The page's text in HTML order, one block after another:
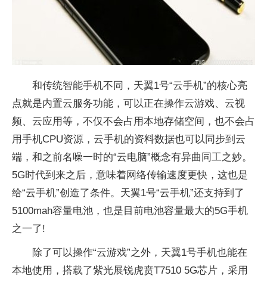
和传统智能手机不同，天翼1号“云手机”的核心亮
点就是内置云服务功能，可以正在操作云游戏、云视
频、云应用等，不仅不会占用本地存储空间，也不会占
用手机CPU资源，云手机的资料数据也可以同步到云
端，和之前名噪一时的“云电脑”概念有异曲同工之妙。
5G时代到来之后，意味着网络传输速度更快，这也是
给“云手机”创造了条件。天翼1号“云手机”还支持到了
5100mah容量电池，也是目前电池容量最大的5G手机
之一了!
除了可以操作“云游戏”之外，天翼1号手机也能在
本地使用，搭载了紫光展锐虎贲T7510 5G芯片，采用